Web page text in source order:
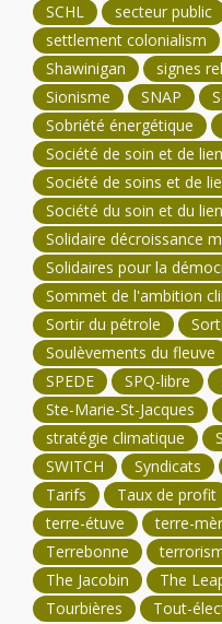
SCHL
secteur public
settlement colonialism
Shawinigan
signes
Sionisme
SNAP
Sobriété énergétique
Société de soin et de lien
Société de soins et de
Société du soin et du lien
Solidaire décroissance
Solidaires pour la
Sommet de l'ambition
Sortir du pétrole
Soulèvements du fleuve
SPEDE
SPQ-libre
Ste-Marie-St-Jacques
stratégie climatique
SWITCH
Syndicats
Tarifs
Taux de profit
terre-étuve
terre-
Terrebonne
The Jacobin
The
Tourbières
Tout-